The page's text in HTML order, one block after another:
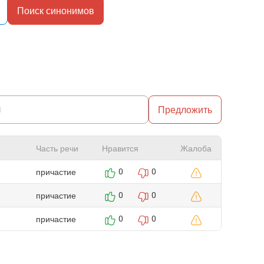
Поиск синонимов
Предложить
Часть речи Нравится
Жалоба
причастие
0 0
причастие 0 0
причастие 0 0